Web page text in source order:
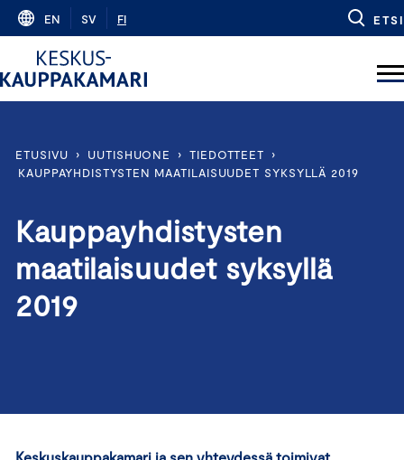
Skip
content
EN SV FI ETSI
ETUSIVU › UUTISHUONE › TIEDOTTEET
›
KAUPPAYHDISTYSTEN MAATILAISUUDET SYKSYLLÄ 2019
Kauppayhdistysten
maatilaisuudet syksyllä
2019